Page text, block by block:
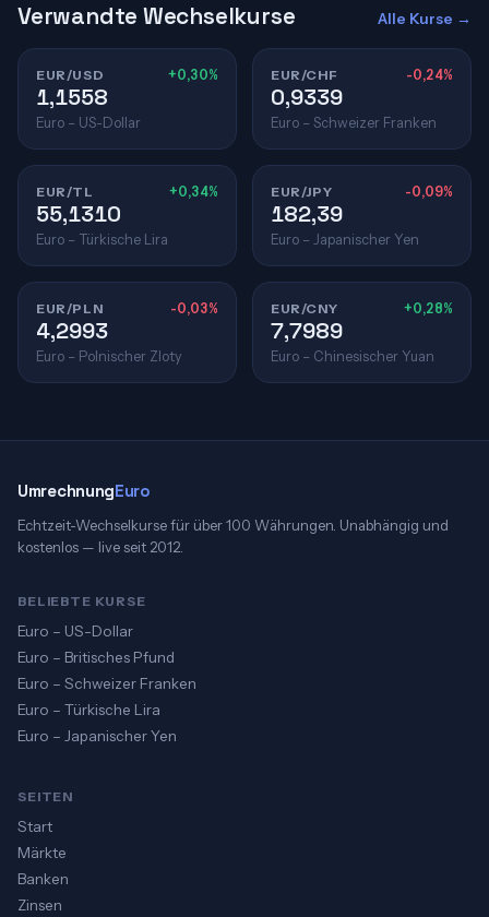
Verwandte Wechselkurse Alle Kurse →
EUR/USD +0,30%
1,1558
Euro – US-Dollar
EUR/CHF -0,24%
0,9339
Euro – Schweizer Franken
EUR/TL +0,34%
55,1310
Euro – Türkische Lira
EUR/JPY -0,09%
182,39
Euro – Japanischer Yen
EUR/PLN -0,03%
4,2993
Euro – Polnischer Zloty
EUR/CNY +0,28%
7,7989
Euro – Chinesischer Yuan
UmrechnungEuro
Echtzeit-Wechselkurse für über 100 Währungen. Unabhängig und
kostenlos — live seit 2012.
BELIEBTE KURSE
Euro – US-Dollar
Euro – Britisches Pfund
Euro – Schweizer Franken
Euro – Türkische Lira
Euro – Japanischer Yen
SEITEN
Start
Märkte
Banken
Zinsen